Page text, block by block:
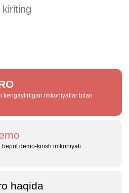
kengaytirilgan imkoniyatlar bilan
demo‑kirish imkoniyati
haqida